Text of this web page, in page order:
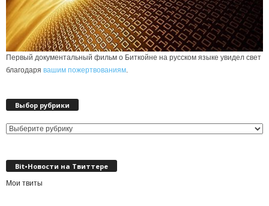
Первый документальный фильм о Биткойне на русском языке увидел свет
благодаря вашим пожертвованиям.
Выбор рубрики
Выбор
Bit•Новости на Твиттере
Мои твиты